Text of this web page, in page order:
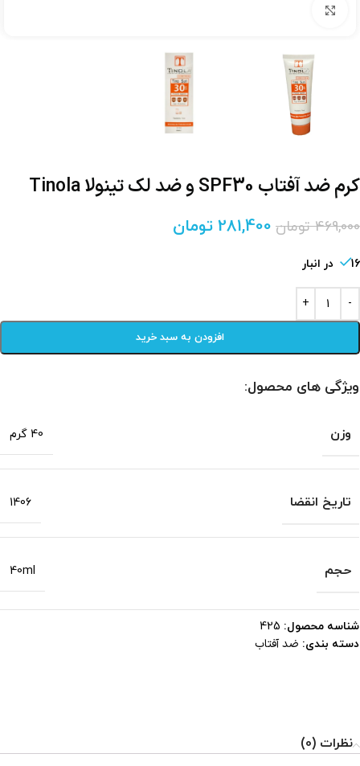
کرم ضد آفتاب SPF30 و ضد لک تینولا Tinola
469,000 تومان 281,400 تومان
16 در انبار
افزودن به سبد خرید
ویژگی های محصول:
وزن 40 گرم
تاریخ انقضا 1406
حجم 40ml
شناسه محصول: 425
دسته بندی: ضد آفتاب
نظرات (0)